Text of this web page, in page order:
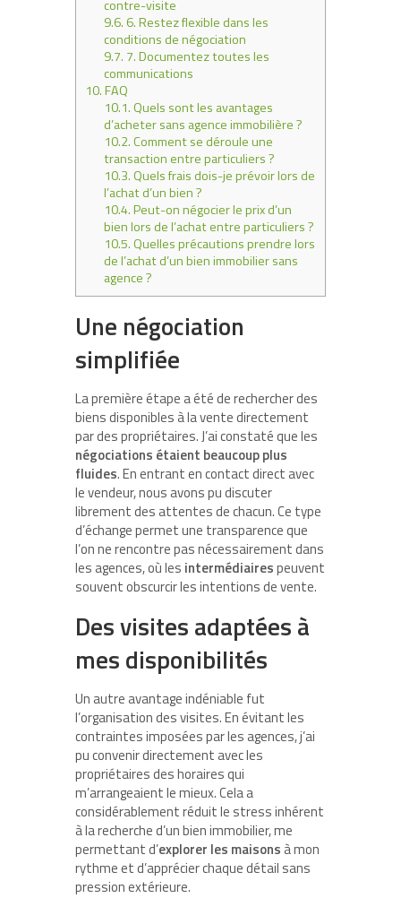
contre-visite
9.6.6. Restez flexible dans les
conditions de négociation
9.7. 7. Documentez toutes les
communications
10.FAQ
10.1.Quels sont les avantages
d’acheter sans agence immobilière ?
10.2.Comment se déroule une
transaction entre particuliers ?
10.3.Quels frais dois-je prévoir lors de
l’achat d’un bien ?
10.4.Peut-on négocier le prix d’un
bien lors de l’achat entre particuliers ?
10.5.Quelles précautions prendre lors
de l’achat d’un bien immobilier sans
agence ?
Une négociation
simplifiée
La première étape a été de rechercher des
biens disponibles à la vente directement
par des propriétaires. J’ai constaté que les
négociations étaient beaucoup plus
fluides. En entrant en contact direct avec
le vendeur, nous avons pu discuter
librement des attentes de chacun. Ce type
d’échange permet une transparence que
l’on ne rencontre pas nécessairement dans
les agences, où les intermédiairespeuvent
souvent obscurcir les intentions de vente.
Des visites adaptées à
mes disponibilités
Un autre avantage indéniable fut
l’organisation des visites. En évitant les
contraintes imposées par les agences, j’ai
pu convenir directement avec les
propriétaires des horaires qui
m’arrangeaient le mieux. Cela a
considérablement réduit le stress inhérent
à la recherche d’un bien immobilier, me
permettant d’explorer les maisons à mon
rythme et d’apprécier chaque détail sans
pression extérieure.